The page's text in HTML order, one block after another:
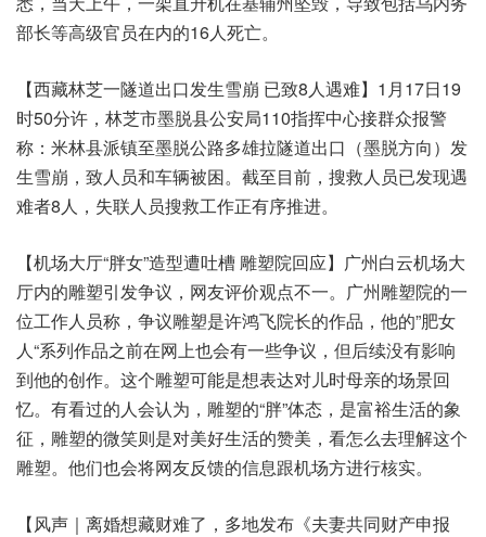
部长等高级官员在内的16人死亡。
【西藏林芝一隧道出口发生雪崩 已致8人遇难】1月17日19
时50分许，林芝市墨脱县公安局110指挥中心接群众报警
称：米林县派镇至墨脱公路多雄拉隧道出口（墨脱方向）发
生雪崩，致人员和车辆被困。截至目前，搜救人员已发现遇
难者8人，失联人员搜救工作正有序推进。
【机场大厅“胖女”造型遭吐槽 雕塑院回应】广州白云机场大
厅内的雕塑引发争议，网友评价观点不一。广州雕塑院的一
位工作人员称，争议雕塑是许鸿飞院长的作品，他的”肥女
人“系列作品之前在网上也会有一些争议，但后续没有影响
到他的创作。这个雕塑可能是想表达对儿时母亲的场景回
忆。有看过的人会认为，雕塑的“胖”体态，是富裕生活的象
征，雕塑的微笑则是对美好生活的赞美，看怎么去理解这个
雕塑。他们也会将网友反馈的信息跟机场方进行核实。
【风声｜离婚想藏财难了，多地发布《夫妻共同财产申报